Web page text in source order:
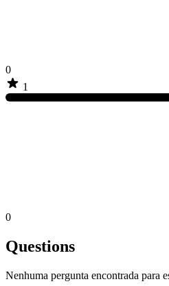
0
1
0
Questions
Nenhuma pergunta encontrada para